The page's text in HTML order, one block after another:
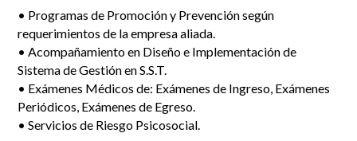
• Programas de Promoción y Prevención según
requerimientos de la empresa aliada.
• Acompañamiento en Diseño e Implementación de
Sistema de Gestión en S.S.T.
• Exámenes Médicos de: Exámenes de Ingreso, Exámenes
Periódicos, Exámenes de Egreso.
• Servicios de Riesgo Psicosocial.